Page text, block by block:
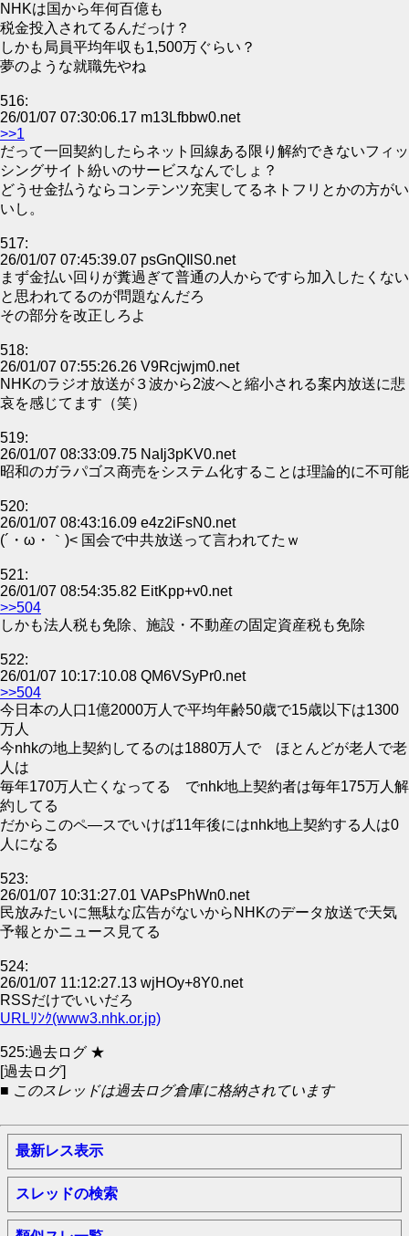
NHKは国から年何百億も
税金投入されてるんだっけ？
しかも局員平均年収も1,500万ぐらい？
夢のような就職先やね
516:
26/01/07 07:30:06.17 m13Lfbbw0.net
>>1
だって一回契約したらネット回線ある限り解約できないフィッ
シングサイト紛いのサービスなんでしょ？
どうせ金払うならコンテンツ充実してるネトフリとかの方がい
いし。
517:
26/01/07 07:45:39.07 psGnQIlS0.net
まず金払い回りが糞過ぎて普通の人からですら加入したくない
と思われてるのが問題なんだろ
その部分を改正しろよ
518:
26/01/07 07:55:26.26 V9Rcjwjm0.net
NHKのラジオ放送が３波から2波へと縮小される案内放送に悲
哀を感じてます（笑）
519:
26/01/07 08:33:09.75 NaIj3pKV0.net
昭和のガラパゴス商売をシステム化することは理論的に不可能
520:
26/01/07 08:43:16.09 e4z2iFsN0.net
(´・ω・｀)< 国会で中共放送って言われてたｗ
521:
26/01/07 08:54:35.82 EitKpp+v0.net
>>504
しかも法人税も免除、施設・不動産の固定資産税も免除
522:
26/01/07 10:17:10.08 QM6VSyPr0.net
>>504
今日本の人口1億2000万人で平均年齢50歳で15歳以下は1300
万人
今nhkの地上契約してるのは1880万人で ほとんどが老人で老
人は
毎年170万人亡くなってる でnhk地上契約者は毎年175万人解
約してる
だからこのペ—スでいけば11年後にはnhk地上契約する人は0
人になる
523:
26/01/07 10:31:27.01 VAPsPhWn0.net
民放みたいに無駄な広告がないからNHKのデータ放送で天気
予報とかニュース見てる
524:
26/01/07 11:12:27.13 wjHOy+8Y0.net
RSSだけでいいだろ
URLﾘﾝｸ(www3.nhk.or.jp)
525:過去ログ ★
[過去ログ]
■ このスレッドは過去ログ倉庫に格納されています
最新レス表示
スレッドの検索